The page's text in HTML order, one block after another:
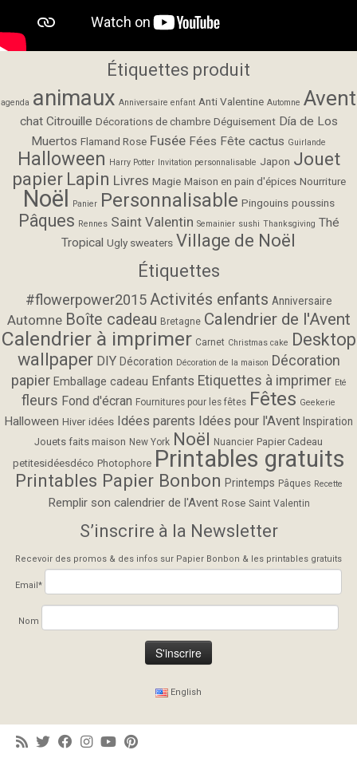
Étiquettes produit
agenda animaux Anniversaire enfant Anti Valentine Automne Avent
chat Citrouille Décorations de chambre Déguisement Día de Los
Muertos Flamand Rose Fusée Fées Fête cactus Guirlande
Halloween Harry Potter Invitation personnalisable Japon Jouet
papier Lapin Livres Magie Maison en pain d'épices Nourriture
Noël Panier Personnalisable Pingouins poussins
Pâques Rennes Saint Valentin Semainier sushi Thanksgiving Thé
Tropical Ugly sweaters Village de Noël
Étiquettes
#flowerpower2015 Activités enfants Anniversaire
Automne Boîte cadeau Bretagne Calendrier de l'Avent
Calendrier à imprimer Carnet Christmas cake
Desktop
wallpaper DIY Décoration Décoration de la maison Décoration
papier Emballage cadeau Enfants Etiquettes à imprimer Eté
fleurs Fond d'écran Fournitures pour les fêtes Fêtes Geekerie
Halloween Hiver idées Idées parents Idées pour l'Avent Inspiration
Jouets faits maison New York Noël Nuancier Papier Cadeau
petitesidéesdéco Photophore Printables gratuits
Printables Papier Bonbon Printemps Pâques Recette
Remplir son calendrier de l'Avent Rose Saint Valentin
S’inscrire à la Newsletter
Recevoir des promos & des infos sur Papier Bonbon & les printables gratuits
Email*
Nom
English